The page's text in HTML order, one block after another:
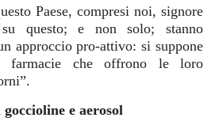
Paese, compresi noi, signore
questo; e non solo; stanno
approccio pro-attivo: si suppone
farmacie che offrono le loro
e aerosol